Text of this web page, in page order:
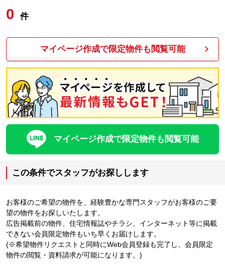
0 件
マイページ作成で限定物件も閲覧可能
マイページ作成で限定物件も閲覧可能
この条件でスタッフがお探しします
お客様のご希望の物件を、経験豊かな専門スタッフがお客様のご要
望の物件をお探しいたします。
広告掲載前の物件、住宅情報誌やチラシ、インターネット等に掲載
できない会員限定物件もいち早くお届けします。
(※希望物件リクエストと同時にWeb会員登録も完了し、会員限定
物件の閲覧・資料請求が可能になります。)